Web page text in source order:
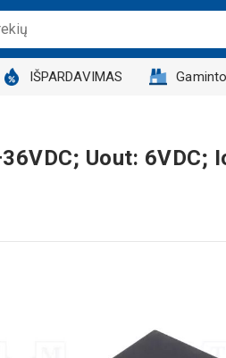
IŠPARDAVIMAS
Uout: 6VDC;